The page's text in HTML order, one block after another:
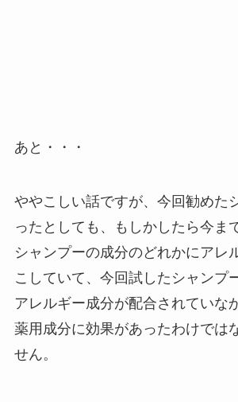
あと・・・
ややこしい話ですが、今回勧めた
ったとしても、もしかしたら今ま
シャンプーの成分のどれかにアレ
こしていて、今回試したシャンプ
アレルギー成分が配合されていな
薬用成分に効果があったわけでは
せん。